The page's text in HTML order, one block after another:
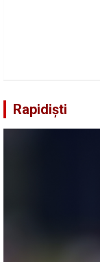
Rapidiști